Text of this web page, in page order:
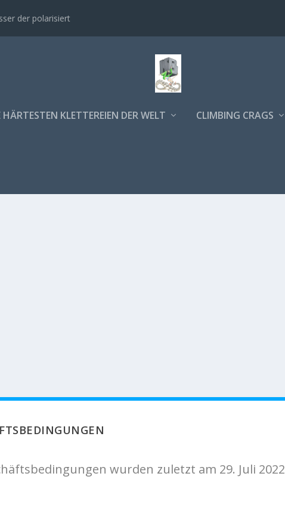
der polarisiert
HÄRTESTEN KLETTEREIEN DER WELT CLIMBING CRAGS
wurden zuletzt am 29. Juli 2022